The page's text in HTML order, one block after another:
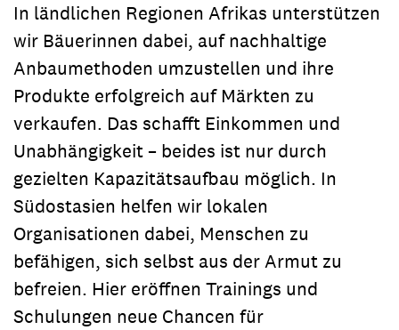
In ländlichen Regionen Afrikas unterstützen
wir Bäuerinnen dabei, auf nachhaltige
Anbaumethoden umzustellen und ihre
Produkte erfolgreich auf Märkten zu
verkaufen. Das schafft Einkommen und
Unabhängigkeit – beides ist nur durch
gezielten Kapazitätsaufbau möglich. In
Südostasien helfen wir lokalen
Organisationen dabei, Menschen zu
befähigen, sich selbst aus der Armut zu
befreien. Hier eröffnen Trainings und
Schulungen neue Chancen für